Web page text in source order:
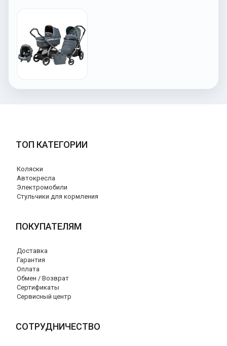
ТОП КАТЕГОРИИ
Коляски
Автокресла
Электромобили
Стульчики для кормления
ПОКУПАТЕЛЯМ
Доставка
Гарантия
Оплата
Обмен / Возврат
Сертификаты
Сервисный центр
СОТРУДНИЧЕСТВО